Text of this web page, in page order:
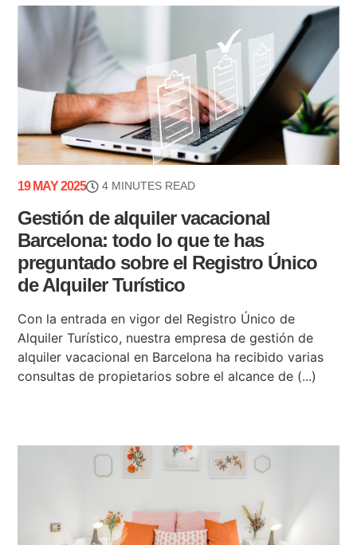
19 MAY 2025 4 MINUTES READ
Gestión de alquiler vacacional
Barcelona: todo lo que te has
preguntado sobre el Registro Único
de Alquiler Turístico
Con la entrada en vigor del Registro Único de
Alquiler Turístico, nuestra empresa de gestión de
alquiler vacacional en Barcelona ha recibido varias
consultas de propietarios sobre el alcance de (...)